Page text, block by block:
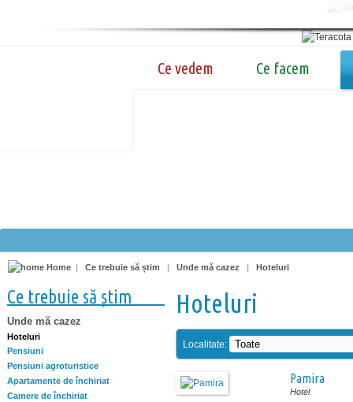
Ce vedem Ce facem
Home | Ce trebuie să știm | Unde mă cazez | Hoteluri
Ce trebuie să știm
Unde mă cazez
Hoteluri
Pensiuni
Pensiuni agroturistice
Apartamente de închiriat
Camere de închiriat
Hoteluri
Localitate:
Pamira
Hotel